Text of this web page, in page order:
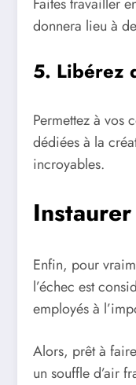
donnera lieu à
5. Libérez
Permettez à vos
dédiées à la
incroyables.
Enfin, pour
l’échec est
employés à
Alors, prêt à
un souffle d’air